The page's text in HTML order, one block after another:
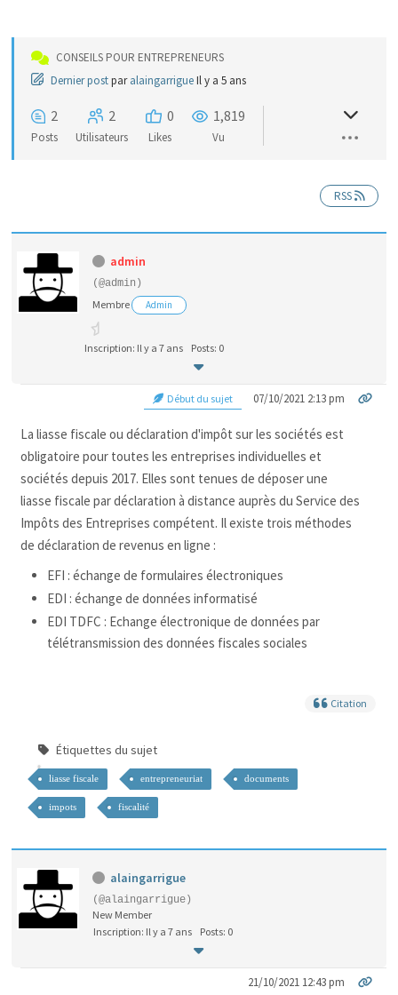
CONSEILS POUR ENTREPRENEURS
Dernier postpar alaingarrigueIl y a 5 ans
2
Posts
2
Utilisateurs
0
Likes
1,819
Vu
RSS
admin
(@admin)
Membre Admin
Inscription: Il y a 7 ans Posts: 0
Début du sujet 07/10/2021 2:13 pm
La liasse fiscale ou déclaration d'impôt sur les sociétés est
obligatoire pour toutes les entreprises individuelles et
sociétés depuis 2017. Elles sont tenues de déposer une
liasse fiscale par déclaration à distance auprès du Service des
Impôts des Entreprises compétent. Il existe trois méthodes
de déclaration de revenus en ligne :
EFI : échange de formulaires électroniques
EDI : échange de données informatisé
EDI TDFC : Echange électronique de données par
télétransmission des données fiscales sociales
Citation
Étiquettes du sujet
liasse fiscale entrepreneuriat documents
impots fiscalité
alaingarrigue
(@alaingarrigue)
New Member
Inscription: Il y a 7 ans
Posts: 0
21/10/2021 12:43 pm